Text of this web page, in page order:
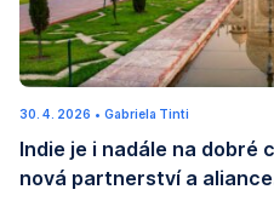
E
n
e
y
W
30. 4. 2026 1
.
5
.
• Gabriela Tinti
Indie je i nadále na dobré
nová partnerství a